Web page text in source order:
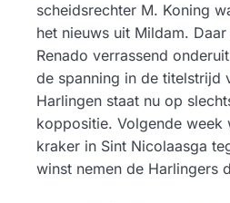
scheidsrechter M. Koning
het nieuws uit Mildam.
Renado verrassend
de spanning in de titelstrijd
Harlingen staat nu op
koppositie. Volgende week
kraker in Sint Nicolaasga
winst nemen de Harlingers